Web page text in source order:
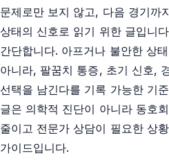
문제로만 보지 않고, 다음 경기까
상태의 신호로 읽기 위한 글입니
간단합니다. 아프거나 불안한 상
아니라, 팔꿈치 통증, 초기 신호,
선택을 남긴다를 기록 가능한 기
글은 의학적 진단이 아니라 동호
줄이고 전문가 상담이 필요한 상
가이드입니다.